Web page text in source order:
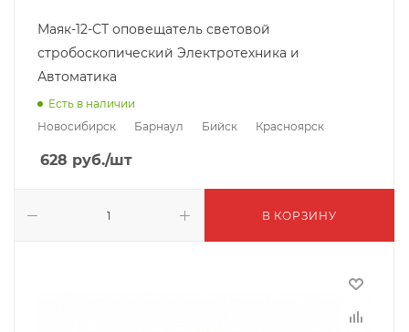
Маяк-12-СТ оповещатель световой
стробоскопический Электротехника и
Автоматика
Есть в наличии
Новосибирск
Барнаул Бийск Красноярск
628 руб./шт
В КОРЗИНУ